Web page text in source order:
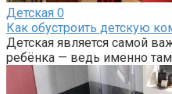
Детская 0
Как обустроить детскую
Детская является самой
ребёнка — ведь именно